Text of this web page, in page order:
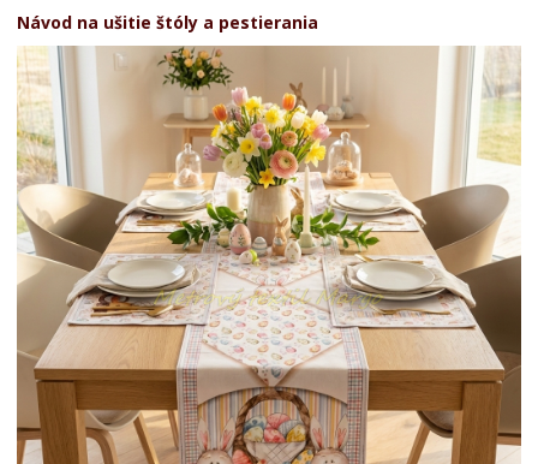
Návod na ušitie štóly a pestierania